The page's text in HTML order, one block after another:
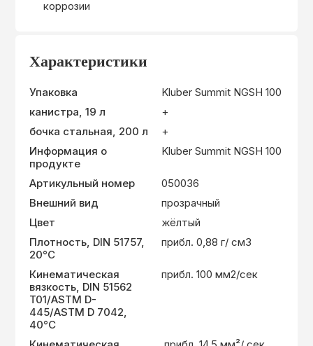
коррозии
Характеристики
Упаковка
Kluber Summit NGSH 100
канистра, 19 л
+
бочка стальная, 200 л
+
Информация о
продукте
Kluber Summit NGSH 100
Артикульный номер
050036
Внешний вид
прозрачный
Цвет
жёлтый
Плотность, DIN 51757,
20°C
прибл. 0,88 г/ см3
Кинематическая
вязкость, DIN 51562
T01/ASTM D-
445/ASTM D 7042,
40°C
прибл. 100 мм2/сек